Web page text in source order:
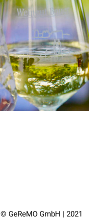
© GeReMO GmbH | 2021